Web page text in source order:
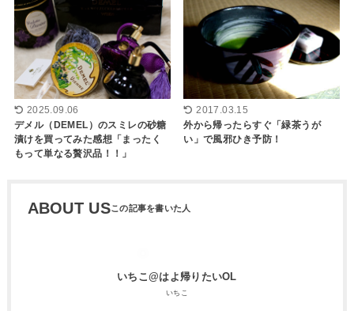
2025.09.06
デメル（DEMEL）のスミレの砂糖
漬けを買ってみた感想「まったく
もって単なる贅沢品！！」
2017.03.15
外から帰ったらすぐ「緑茶うが
い」で風邪ひき予防！
ABOUT US
いちこ@はよ帰りたいOL
いちこ